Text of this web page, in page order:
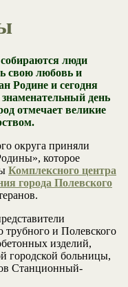
люди
свою любовь и
Родине и сегодня
день
отмечает великие
округа приняли
которое
Комплексного центра
города Полевского
трубного и Полевского
изделий,
городской больницы,
Станционный-